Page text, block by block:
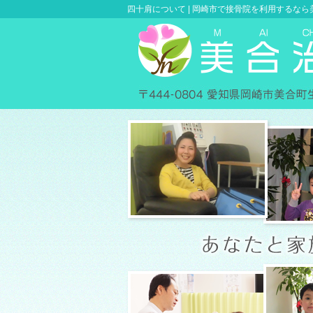
四十肩について | 岡崎市で接骨院を利用するなら